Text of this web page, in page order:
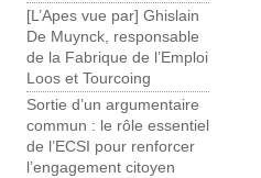
[L’Apes vue par] Ghislain
De Muynck, responsable
de la Fabrique de l’Emploi
Loos et Tourcoing
Sortie d’un argumentaire
commun : le rôle essentiel
de l’ECSI pour renforcer
l’engagement citoyen